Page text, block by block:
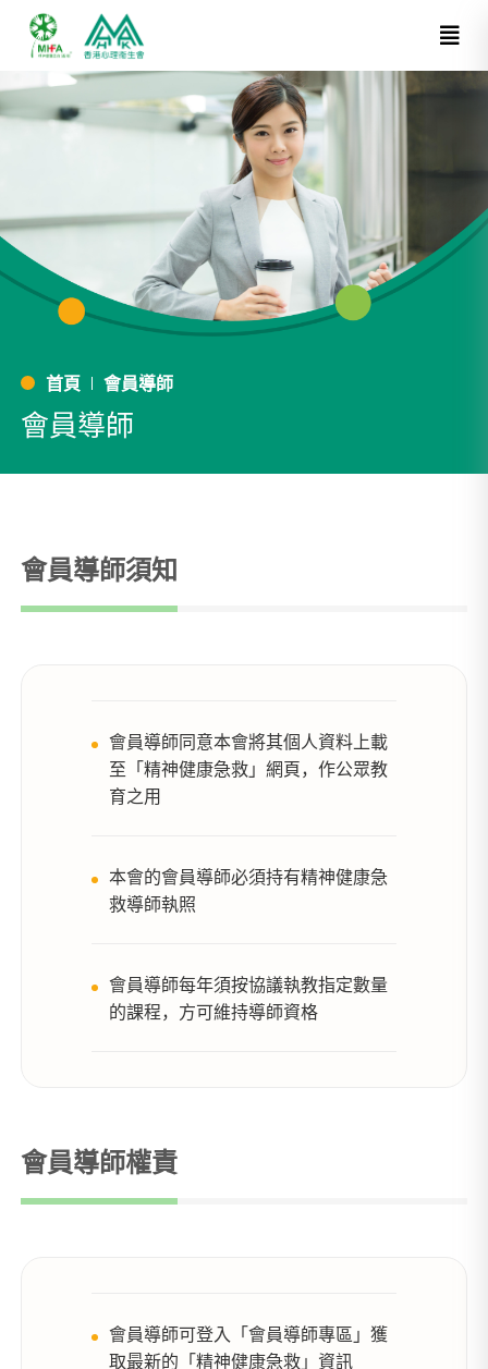
首頁 會員導師
會員導師
會員導師須知
會員導師同意本會將其個人資料上載
至「精神健康急救」網頁，作公眾教
育之用
本會的會員導師必須持有精神健康急
救導師執照
會員導師每年須按協議執教指定數量
的課程，方可維持導師資格
會員導師權責
會員導師可登入「會員導師專區」獲
取最新的「精神健康急救」資訊